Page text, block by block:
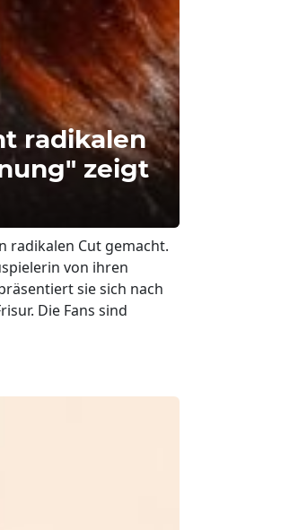
radikalen
zeigt
radikalen Cut gemacht.
von ihren
sie sich nach
Die Fans sind